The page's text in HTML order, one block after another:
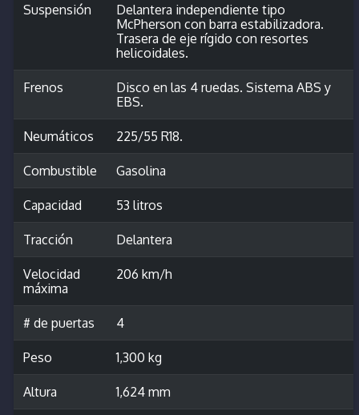
Suspensión
Delantera independiente tipo
McPherson con barra estabilizadora.
Trasera de eje rígido con resortes
helicoidales.
Frenos
Disco en las 4 ruedas. Sistema ABS y
EBS.
Neumáticos 225/55 R18.
Combustible Gasolina
Capacidad 53 litros
Tracción Delantera
Velocidad
máxima
206 km/h
# de puertas 4
Peso 1,300 kg
Altura 1,624 mm